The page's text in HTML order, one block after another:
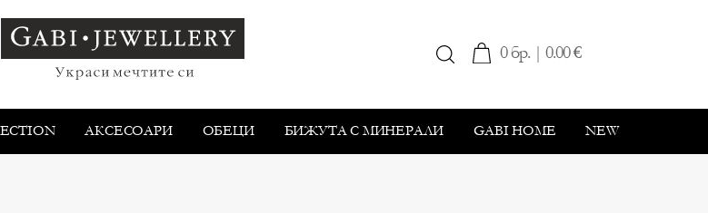
0 бр. | 0.00 €
АКСЕСОАРИ ОБEЦИ БИЖУТА С МИНЕРАЛИ GABI HOME NEW